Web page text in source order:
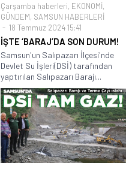
Çarşamba haberleri, EKONOMİ,
GÜNDEM, SAMSUN HABERLERİ
18 Temmuz 2024 15:41
İŞTE ‘BARAJ’DA SON DURUM!
Samsun'un Salıpazarı İlçesi'nde
Devlet Su İşleri(DSİ) tarafından
yaptırılan Salıpazarı Barajı...